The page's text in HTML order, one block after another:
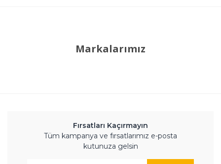
Markalarımız
Fırsatları Kaçırmayın
Tüm kampanya ve fırsatlarımız e-posta
kutunuza gelsin